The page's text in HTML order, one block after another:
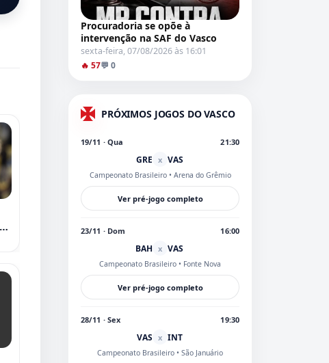
Procuradoria se opõe à
intervenção na SAF do Vasco
sexta-feira, 07/08/2026 às 16:01
🔥 57💬 0
PRÓXIMOS JOGOS DO VASCO
19/11 · Qua 21:30
GRE x VAS
Campeonato Brasileiro • Arena do Grêmio
Ver pré-jogo completo
23/11 · Dom 16:00
BAH x VAS
Campeonato Brasileiro • Fonte Nova
Ver pré-jogo completo
28/11 · Sex 19:30
VAS x INT
Campeonato Brasileiro • São Januário